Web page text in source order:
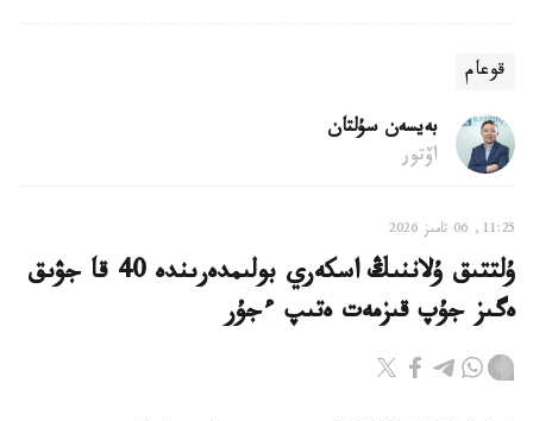
قوعام
بەيسەن سۇلتان
اۆتور
11:25, 06 تامىز 2026
ۇلتتىق ۇلاننىڭ اسكەري بولىمدەرىندە 40 قا جۋىق
ەگىز جۇپ قىزمەت ەتىپ ءجۇر